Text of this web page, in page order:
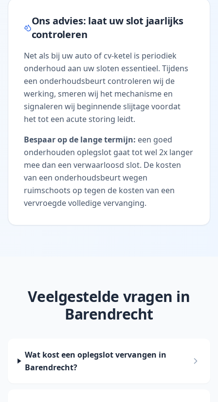
Ons advies: laat uw slot jaarlijks
controleren
Net als bij uw auto of cv-ketel is periodiek
onderhoud aan uw sloten essentieel. Tijdens
een onderhoudsbeurt controleren wij de
werking, smeren wij het mechanisme en
signaleren wij beginnende slijtage voordat
het tot een acute storing leidt.
Bespaar op de lange termijn: een goed
onderhouden oplegslot gaat tot wel 2x langer
mee dan een verwaarloosd slot. De kosten
van een onderhoudsbeurt wegen
ruimschoots op tegen de kosten van een
vervroegde volledige vervanging.
Veelgestelde vragen in
Barendrecht
Wat kost een oplegslot vervangen in
Barendrecht?